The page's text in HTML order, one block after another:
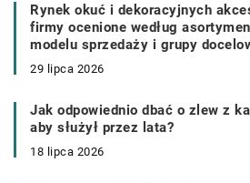
Rynek okuć i dekoracyjnych
firmy ocenione według
modelu sprzedaży i grupy
29 lipca 2026
Jak odpowiednio dbać o zlew z
aby służył przez lata?
18 lipca 2026